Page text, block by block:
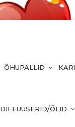
ÕHUPALLID
DIFFUUSERID/ÕLID